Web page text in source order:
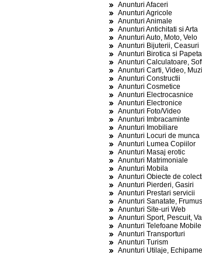
Anunturi Afaceri
Anunturi Agricole
Anunturi Animale
Anunturi Antichitati si Arta
Anunturi Auto, Moto, Velo
Anunturi Bijuterii, Ceasuri
Anunturi Birotica si
Anunturi Calculatoare,
Anunturi Carti, Video,
Anunturi Constructii
Anunturi Cosmetice
Anunturi Electrocasnice
Anunturi Electronice
Anunturi Foto/Video
Anunturi Imbracaminte
Anunturi Imobiliare
Anunturi Locuri de munca
Anunturi Lumea Copiilor
Anunturi Masaj erotic
Anunturi Matrimoniale
Anunturi Mobila
Anunturi Obiecte de
Anunturi Pierderi, Gasiri
Anunturi Prestari servicii
Anunturi Sanatate,
Anunturi Site-uri Web
Anunturi Sport, Pescuit,
Anunturi Telefoane Mobile
Anunturi Transporturi
Anunturi Turism
Anunturi Utilaje,